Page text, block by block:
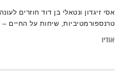
אסי זיגדון ונטאלי בן דוד חוזרים
טרנספורמטיביות, שיחות על החיים –
אודיו